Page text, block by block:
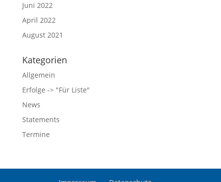
Juni 2022
April 2022
August 2021
Kategorien
Allgemein
Erfolge -> "Für Liste"
News
Statements
Termine